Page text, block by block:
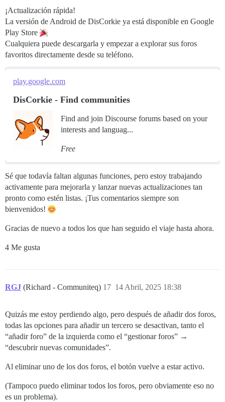
¡Actualización rápida!
La versión de Android de DisCorkie ya está disponible en Google
Play Store
Cualquiera puede descargarla y empezar a explorar sus foros
favoritos directamente desde su teléfono.
play.google.com
DisCorkie - Find communities
Find and join Discourse forums based on your
interests and languag...
Free
Sé que todavía faltan algunas funciones, pero estoy trabajando
activamente para mejorarla y lanzar nuevas actualizaciones tan
pronto como estén listas. ¡Tus comentarios siempre son
bienvenidos!
Gracias de nuevo a todos los que han seguido el viaje hasta ahora.
4 Me gusta
RGJ (Richard - Communiteq) 14 Abril, 2025 18:38
17
Quizás me estoy perdiendo algo, pero después de añadir dos foros,
todas las opciones para añadir un tercero se desactivan, tanto el
“añadir foro” de la izquierda como el “gestionar foros” →
“descubrir nuevas comunidades”.
Al eliminar uno de los dos foros, el botón vuelve a estar activo.
(Tampoco puedo eliminar todos los foros, pero obviamente eso no
es un problema).